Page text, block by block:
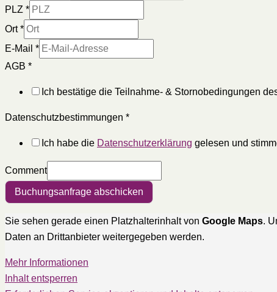
PLZ *
Ort*
E-Mail *
AGB *
Ich bestätige die Teilnahme- & Stornobedingungen
Datenschutzbestimmungen *
Ich habe die Datenschutzerklärung gelesen und
Comment
Buchungsanfrage abschicken
Sie sehen gerade einen Platzhalterinhalt von Google Maps.
Daten an Drittanbieter weitergegeben werden.
Mehr Informationen
Inhalt entsperren